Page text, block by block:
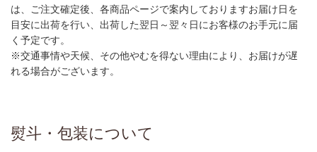
は、ご注文確定後、各商品ページで案内しておりますお届け日を
目安に出荷を行い、出荷した翌日～翌々日にお客様のお手元に届
く予定です。
※交通事情や天候、その他やむを得ない理由により、お届けが遅
れる場合がございます。
熨斗・包装について